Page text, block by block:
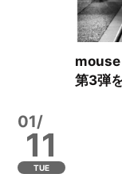
mouse
第3弾
01/
11
TUE